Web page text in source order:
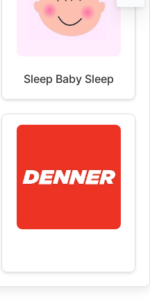
Sleep Baby Sleep